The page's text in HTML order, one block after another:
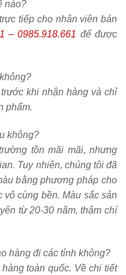
nào?
tiếp cho nhân viên bán
– 0985.918.661 để được
khi nhận hàng và chỉ
phẩm.
không?
tồn mãi mãi, nhưng
Tuy nhiên, chúng tôi đã
bằng phương pháp cho
cùng bền. Màu sắc sản
từ 20-30 năm, thậm chí
hàng đi các tỉnh không?
toàn quốc. Về chi tiết